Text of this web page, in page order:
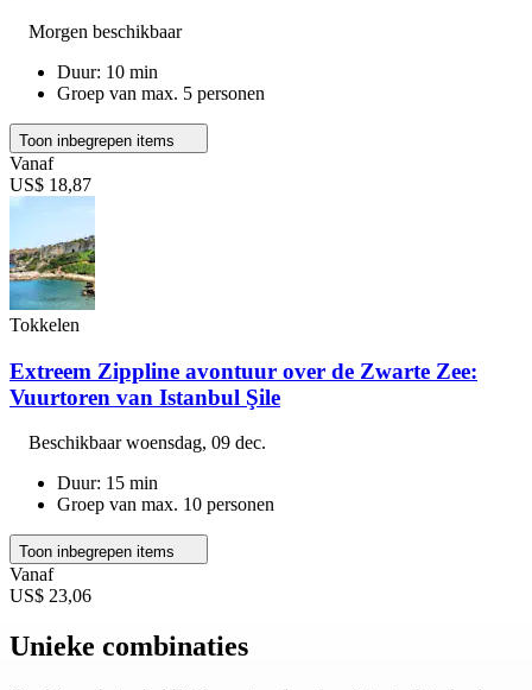
Morgen beschikbaar
Duur: 10 min
Groep van max. 5 personen
Toon inbegrepen items
Vanaf
US$ 18,87
Tokkelen
Extreem Zippline avontuur over de Zwarte Zee:
Vuurtoren van Istanbul Şile
Beschikbaarwoensdag, 09 dec.
Duur: 15 min
Groep van max. 10 personen
Toon inbegrepen items
Vanaf
US$ 23,06
Unieke combinaties